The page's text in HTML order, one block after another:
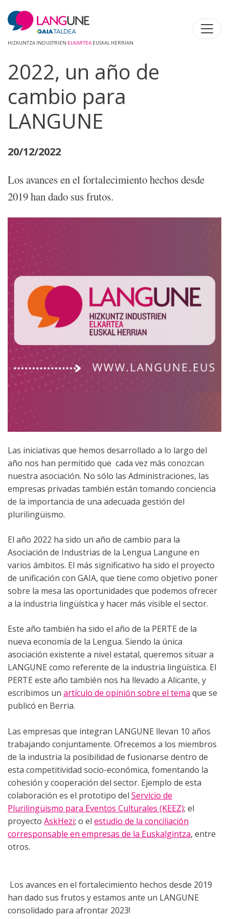
HIZKUNTZA INDUSTRIEN ELKARTEA EUSKAL HERRIAN
2022, un año de
cambio para
LANGUNE
20/12/2022
Los avances en el fortalecimiento hechos desde
2019 han dado sus frutos.
Las iniciativas que hemos desarrollado a lo largo del
año nos han permitido que cada vez más conozcan
nuestra asociación. No sólo las Administraciones, las
empresas privadas también están tomando conciencia
de la importancia de una adecuada gestión del
plurilingüismo.
El año 2022 ha sido un año de cambio para la
Asociación de Industrias de la Lengua Langune en
varios ámbitos. El más significativo ha sido el proyecto
de unificación con GAIA, que tiene como objetivo poner
sobre la mesa las oportunidades que podemos ofrecer
a la industria lingüística y hacer más visible el sector.
Este año también ha sido el año de la PERTE de la
nueva economía de la Lengua. Siendo la única
asociación existente a nivel estatal, queremos situar a
LANGUNE como referente de la industria lingüística. El
PERTE este año también nos ha llevado a Alicante, y
escribimos un artículo de opinión sobre el tema que se
publicó en Berria.
Las empresas que integran LANGUNE llevan 10 años
trabajando conjuntamente. Ofrecemos a los miembros
de la industria la posibilidad de fusionarse dentro de
esta competitividad socio-económica, fomentando la
cohesión y cooperación del sector. Ejemplo de esta
colaboración es el prototipo del Servicio de
Plurilingüismo para Eventos Culturales (KEEZ); el
proyecto AskHezi; o el estudio de la conciliación
corresponsable en empresas de la Euskalgintza, entre
otros.
Los avances en el fortalecimiento hechos desde 2019
han dado sus frutos y estamos ante un LANGUNE
consolidado para afrontar 2023!